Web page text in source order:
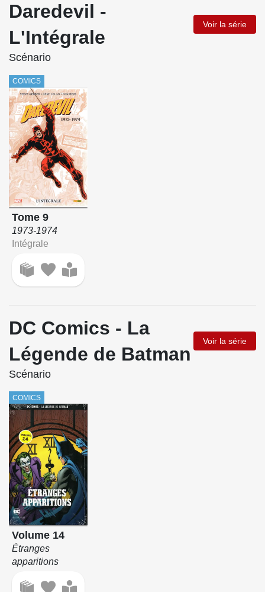
Daredevil -
L'Intégrale
Voir la série
Scénario
COMICS
Tome 9
1973-1974
Intégrale
DC Comics - La
Légende de Batman
Voir la série
Scénario
COMICS
Volume 14
Étranges
apparitions